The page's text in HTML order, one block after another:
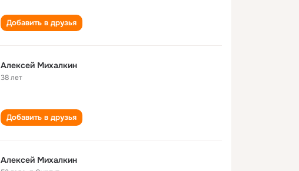
Добавить в друзья
Алексей Михалкин
38 лет
Добавить в друзья
Алексей Михалкин